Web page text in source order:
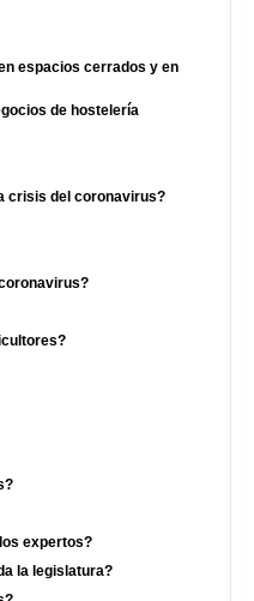
espacios cerrados y en
de hostelería
crisis del coronavirus?
expertos?
la legislatura?